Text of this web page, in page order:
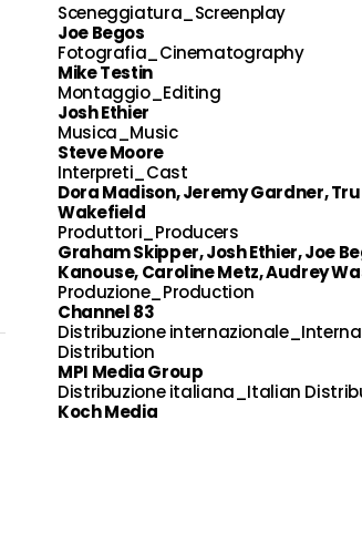
Sceneggiatura_Screenplay
Joe Begos
Fotografia_Cinematography
Mike Testin
Montaggio_Editing
Josh Ethier
Musica_Music
Steve Moore
Interpreti_Cast
Dora Madison, Jeremy Gardner, Tru
Wakefield
Produttori_Producers
Graham Skipper, Josh Ethier, Joe
Kanouse, Caroline Metz, Audrey
Produzione_Production
Channel 83
Distribuzione
Distribution
MPI Media Group
Distribuzione italiana_Italian
Koch Media